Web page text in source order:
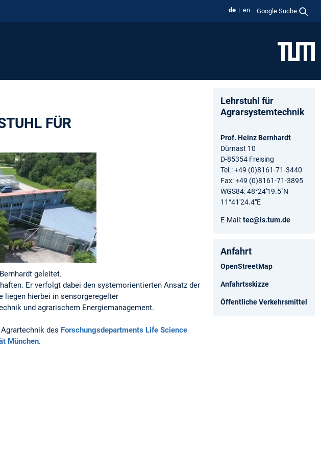
de en Google Suche
FÜR
geleitet.
Er verfolgt dabei den systemorientierten Ansatz der
liegen hierbei in sensorgeregelter
und agrarischem Energiemanagement.
des Forschungsdepartments Life Science
München.
Lehrstuhl für
Agrarsystemtechnik
Prof. Heinz Bernhardt
Dürnast 10
D-85354 Freising
Tel.: +49 (0)8161-71-3440
Fax: +49 (0)8161-71-3895
WGS84: 48°24'19.5"N
11°41'24.4"E
E-Mail:tec@ls.tum.de
Anfahrt
OpenStreetMap
Anfahrtsskizze
Öffentliche Verkehrsmittel